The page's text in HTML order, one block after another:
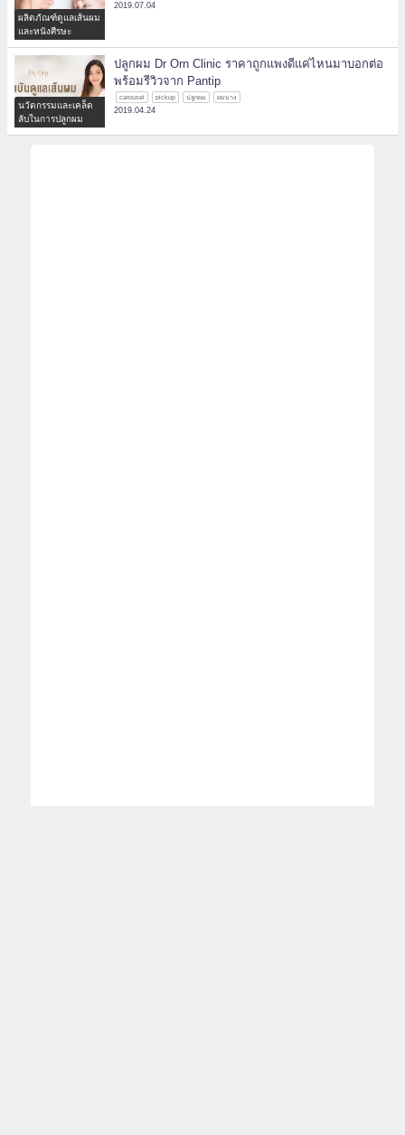
ผลิตภัณฑ์ดูแลเส้นผม
และหนังศีรษะ
2019.07.04
นวัตกรรมและเคล็ด
ลับในการปลูกผม
ปลูกผม Dr Orn Clinic ราคาถูกแพงดีแค่ไหนมาบอกต่อ
พร้อมรีวิวจาก Pantip
carousel pickup ปลูกผม ผมบาง
2019.04.24